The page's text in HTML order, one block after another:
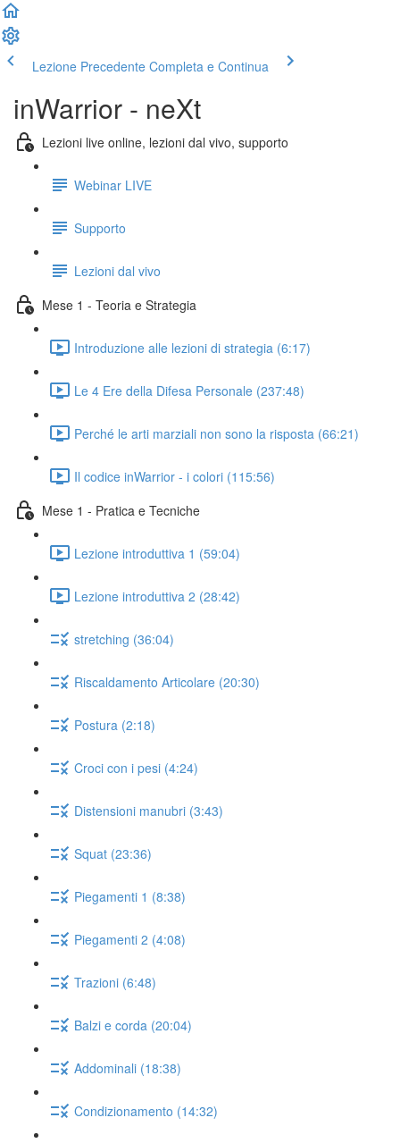
Lezione Precedente Completa e Continua
inWarrior - neXt
Lezioni live online, lezioni dal vivo, supporto
Webinar LIVE
Supporto
Lezioni dal vivo
Mese 1 - Teoria e Strategia
Introduzione alle lezioni di strategia (6:17)
Le 4 Ere della Difesa Personale (237:48)
Perché le arti marziali non sono la risposta (66:21)
Il codice inWarrior - i colori (115:56)
Mese 1 - Pratica e Tecniche
Lezione introduttiva 1 (59:04)
Lezione introduttiva 2 (28:42)
stretching (36:04)
Riscaldamento Articolare (20:30)
Postura (2:18)
Croci con i pesi (4:24)
Distensioni manubri (3:43)
Squat (23:36)
Piegamenti 1 (8:38)
Piegamenti 2 (4:08)
Trazioni (6:48)
Balzi e corda (20:04)
Addominali (18:38)
Condizionamento (14:32)